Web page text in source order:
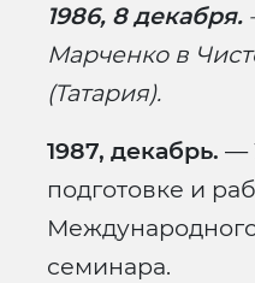
1986, 8 декабря.
Марченко в
(Татария).
1987, декабрь. —
подготовке и
семинара.